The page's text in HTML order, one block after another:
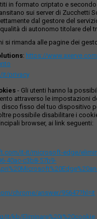
in formato criptato e
sui server di Zucchetti
dal gestore del
di autonomo titolare del
si rimanda alle pagine dei
: https://
it/privacy
- Gli utenti hanno la
attraverso le impostazioni
fisso del tuo dispositivo
possibile disabilitare i
browser, ai link seguenti:
it-it/microsoft-edge/
40ac-c3b8-57b9-
chrome/answer/95647?hl=it
it/kb/Eliminare%20i%20cookie